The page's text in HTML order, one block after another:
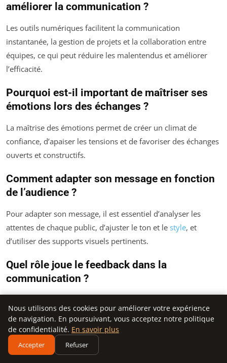
améliorer la communication ?
Les outils numériques facilitent la communication
instantanée, la gestion de projets et la collaboration entre
équipes, ce qui peut réduire les malentendus et améliorer
l’efficacité.
Pourquoi est-il important de maîtriser ses
émotions lors des échanges ?
La maîtrise des émotions permet de créer un climat de
confiance, d’apaiser les tensions et de favoriser des échanges
ouverts et constructifs.
Comment adapter son message en fonction
de l’audience ?
Pour adapter son message, il est essentiel d’analyser les
attentes de chaque public, d’ajuster le ton et le style, et
d’utiliser des supports visuels pertinents.
Quel rôle joue le feedback dans la
communication ?
permet d’ajuster ses messages en fonction des réactions du
public et d’apprendre de chaque interaction.
Nous utilisons des cookies pour améliorer votre expérience
de navigation. En poursuivant, vous acceptez notre politique
de confidentialité. En savoir plus
Accepter Refuser